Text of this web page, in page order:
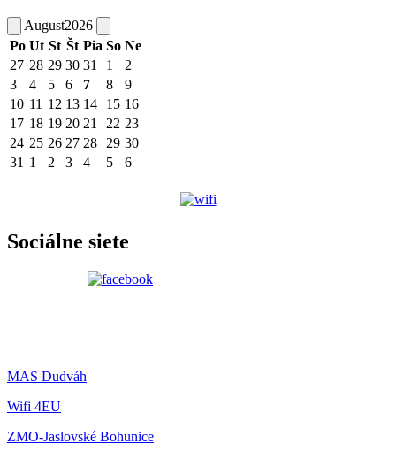
August2026
Po Ut St Št Pia So Ne
27 28 29 30 31 1
2
3
4 5 6 7 8
9
10 11 12 13 14 15 16
17 18 19 20 21 22 23
24 25 26 27 28 29 30
31 1 2 3 4 5 6
Sociálne siete
MAS Dudváh
Wifi 4EU
ZMO-Jaslovské Bohunice